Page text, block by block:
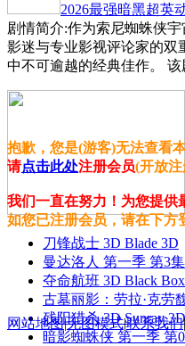
2026最强暗黑超英
剧情简介:作为索尼蜘蛛侠
影迷与专业影视评论家的双
中不可逾越的经典佳作。
刀锋战士 3D Blade 3D
曼达洛人 第一季 第3集
夺命航班 3D Black
古墓丽影：劳拉·克劳
残阳猎杀 3D Sunray 3D
暗影蜘蛛侠 第一季 第
抱歉，您是(游客)无法查看
请点击此处注册会员(开放
我们一直在努力！为您提供
如您已注册会员，请在下方
网站地图|无图模式|联系我们|